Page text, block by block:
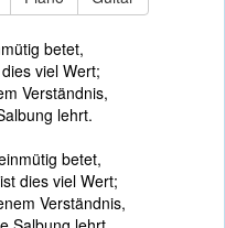
betet,
viel Wert;
Verständnis,
lehrt.
betet,
dies viel Wert;
Verständnis,